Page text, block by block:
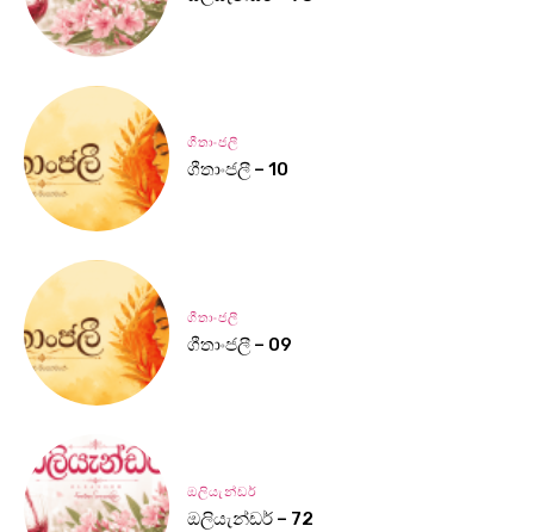
ගීතාංජලී
ගීතාංජලී – 10
ගීතාංජලී
ගීතාංජලී – 09
ඔලියැන්ඩර්
ඔලියැන්ඩර් – 72